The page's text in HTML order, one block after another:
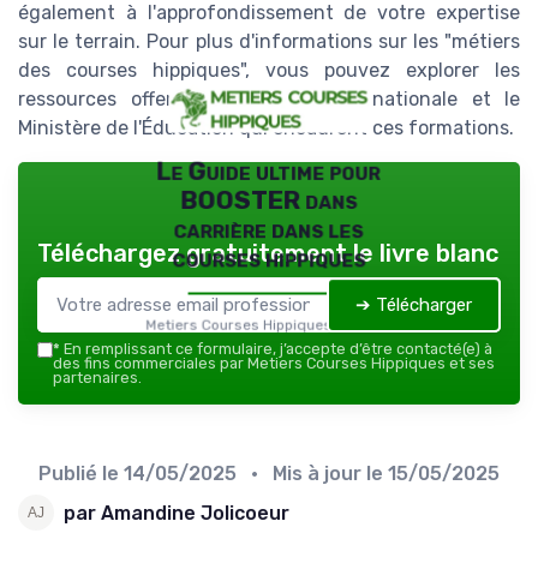
également à l'approfondissement de votre expertise
sur le terrain. Pour plus d'informations sur les "métiers
des courses hippiques", vous pouvez explorer les
ressources offertes par l'Éducation nationale et le
Ministère de l'Éducation qui encadrent ces formations.
Le Guide ultime pour
BOOSTER dans
carrière dans les
courses hippiques
Metiers Courses Hippiques — 2026
Téléchargez gratuitement le livre blanc
➔ Télécharger
* En remplissant ce formulaire, j’accepte d’être contacté(e) à
des fins commerciales par Metiers Courses Hippiques et ses
partenaires.
Publié le 14/05/2025 • Mis à jour le 15/05/2025
par Amandine Jolicoeur